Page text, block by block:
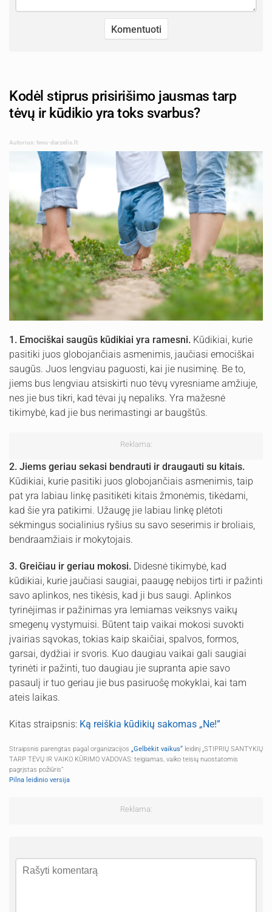
Kodėl stiprus prisirišimo jausmas tarp
tėvų ir kūdikio yra toks svarbus?
Autorius: tevu-darzelis.lt
1. Emociškai saugūs kūdikiai yra ramesni. Kūdikiai, kurie
pasitiki juos globojančiais asmenimis, jaučiasi emociškai
saugūs. Juos lengviau paguosti, kai jie nusiminę. Be to,
jiems bus lengviau atsiskirti nuo tėvų vyresniame amžiuje,
nes jie bus tikri, kad tėvai jų nepaliks. Yra mažesnė
tikimybė, kad jie bus nerimastingi ar baugštūs.
Reklama:
2. Jiems geriau sekasi bendrauti ir draugauti su kitais.
Kūdikiai, kurie pasitiki juos globojančiais asmenimis, taip
pat yra labiau linkę pasitikėti kitais žmonėmis, tikėdami,
kad šie yra patikimi. Užaugę jie labiau linkę plėtoti
sėkmingus socialinius ryšius su savo seserimis ir broliais,
bendraamžiais ir mokytojais.
3. Greičiau ir geriau mokosi. Didesnė tikimybė, kad
kūdikiai, kurie jaučiasi saugiai, paaugę nebijos tirti ir pažinti
savo aplinkos, nes tikėsis, kad ji bus saugi. Aplinkos
tyrinėjimas ir pažinimas yra lemiamas veiksnys vaikų
smegenų vystymuisi. Būtent taip vaikai mokosi suvokti
įvairias sąvokas, tokias kaip skaičiai, spalvos, formos,
garsai, dydžiai ir svoris. Kuo daugiau vaikai gali saugiai
tyrinėti ir pažinti, tuo daugiau jie supranta apie savo
pasaulį ir tuo geriau jie bus pasiruošę mokyklai, kai tam
ateis laikas.
Kitas straipsnis: Ką reiškia kūdikių sakomas „Ne!”
Straipsnis parengtas pagal organizacijos „Gelbėkit vaikus“ leidinį „STIPRIŲ SANTYKIŲ
TARP TĖVŲ IR VAIKO KŪRIMO VADOVAS: teigiamas, vaiko teisių nuostatomis
pagrįstas požiūris“
Pilna leidinio versija
Reklama: